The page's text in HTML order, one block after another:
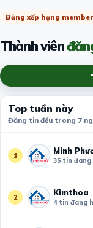
Bảng xếp hạng member
Thành viên
Top tuần này
Đăng tin đều trong 7
1 Minh
35 tin đang
2 Kimthoa
4 tin đang